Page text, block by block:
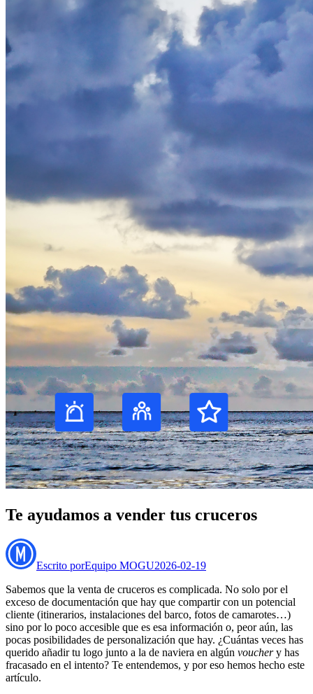
Te ayudamos a vender tus cruceros
Escrito porEquipo MOGU2026-02-19
Sabemos que la venta de cruceros es complicada. No solo por el
exceso de documentación que hay que compartir con un potencial
cliente (itinerarios, instalaciones del barco, fotos de camarotes…)
sino por lo poco accesible que es esa información o, peor aún, las
pocas posibilidades de personalización que hay. ¿Cuántas veces has
querido añadir tu logo junto a la de naviera en algún vouchery has
fracasado en el intento? Te entendemos, y por eso hemos hecho este
artículo.